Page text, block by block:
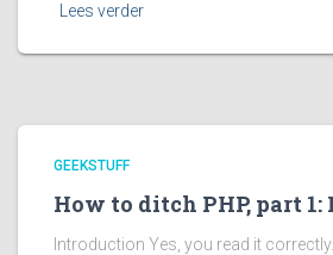
Lees verder
GEEKSTUFF
How to ditch PHP, part
Introduction Yes, you read it